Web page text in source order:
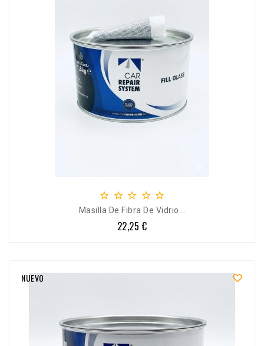
    
Masilla De Fibra De Vidrio...
Precio
22,25 €

NUEVO